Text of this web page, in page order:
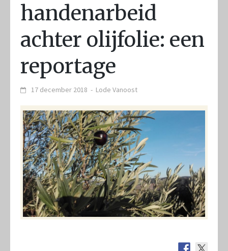
handenarbeid
achter olijfolie: een
reportage
17 december 2018 - Lode Vanoost